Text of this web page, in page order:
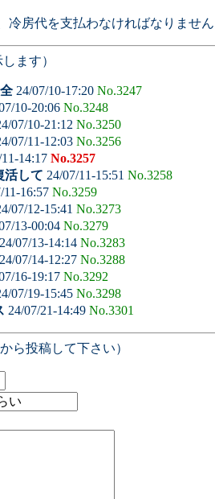
房代を支払わなければなりません
ます）
24/07/10-17:20 No.3247
10-20:06 No.3248
07/10-21:12 No.3250
07/11-12:03 No.3256
14:17 No.3257
活して 24/07/11-15:51 No.3258
11-16:57 No.3259
07/12-15:41 No.3273
13-00:04 No.3279
24/07/13-14:14 No.3283
24/07/14-12:27 No.3288
16-19:17 No.3292
07/19-15:45 No.3298
24/07/21-14:49 No.3301
ら投稿して下さい）